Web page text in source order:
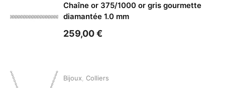
Chaîne or 375/1000 or gris gourmette
diamantée 1.0 mm
259,00€
Bijoux Colliers